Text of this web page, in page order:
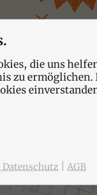
die uns
zu
AGB